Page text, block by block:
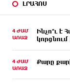
ԼՐԱՀՈՍ
4 ԺԱՄ
ԱՌԱՋ
Ինչո՞ւ է
4 ԺԱՄ
ԱՌԱՋ
Քարը